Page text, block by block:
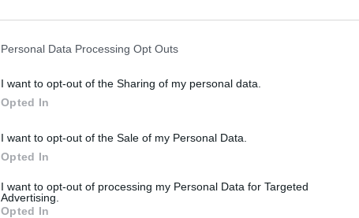
Personal Data Processing Opt Outs
I want to opt-out of the Sharing of my personal data.
Opted In
I want to opt-out of the Sale of my Personal Data.
Opted In
I want to opt-out of processing my Personal Data for Targeted
Advertising.
Opted In